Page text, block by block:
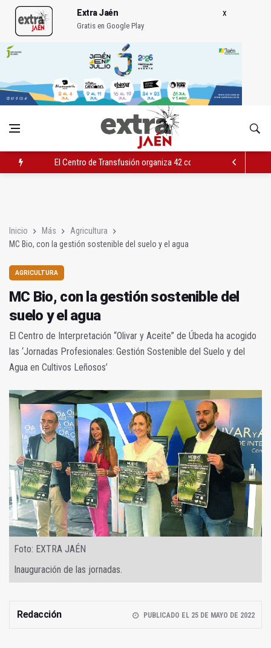
Extra Jaén
Gratis en Google Play
El Centro de Transfusión organiza 42 colectas de sangre en la
Inicio Más
Agricultura
MC Bio, con la gestión sostenible del suelo y el agua
AGRICULTURA
MC Bio, con la gestión sostenible del
suelo y el agua
El Centro de Interpretación “Olivar y Aceite” de Úbeda ha acogido
las ‘Jornadas Profesionales: Gestión Sostenible del Suelo y del
Agua en Cultivos Leñosos’
Foto: EXTRA JAÉN
Inauguración de las jornadas.
Redacción PUBLICADO EL 25 DE MAYO DE 2022